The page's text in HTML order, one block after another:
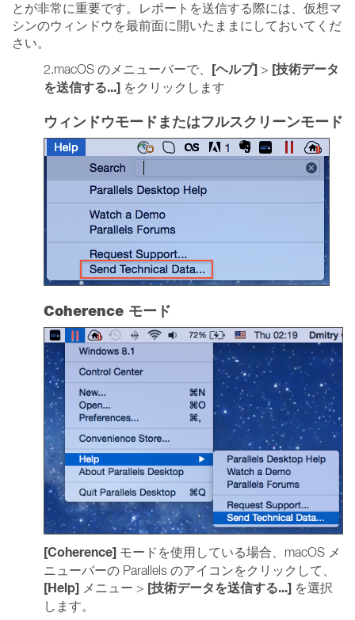
とが非常に重要です。レポートを送信する際には、仮想マ
シンのウィンドウを最前面に開いたままにしておいてくだ
さい。
2.macOS のメニューバーで、 [ヘルプ] > [技術データ
を送信する...] をクリックします
ウィンドウモードまたはフルスクリーンモード
Coherence モード
[Coherence] モードを使用している場合、macOS メ
ニューバーの Parallels のアイコンをクリックして、
[Help] メニュー > [技術データを送信する...] を選択
します。